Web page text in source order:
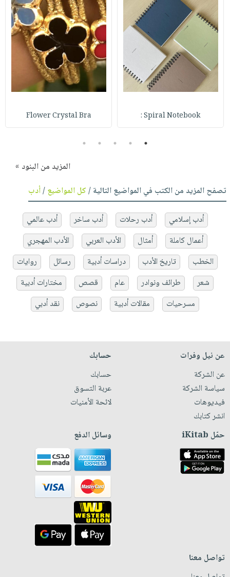
Spiral Notebook :
Flower Crystal Bra
1
2
3
4
5
المزيد من البنود »
تصفح المزيد من الكتب في المواضيع التالية /كل المواضيع/أدب
أدب إسلامي أدب رحلات أدب ساخر
أدب عالمي
أعمال كاملة
أمثال الأدب العربي
الأدب المهجري
الخطب
تاريخ الأدب دراسات أدبية رسائل
روايات
شعر
طرائف ونوادر عام قصص
مختارات أدبية
مسرحيات
مقالات أدبية نصوص نقد أدبي
عن نيل وفرات
عن الشركة
سياسة الشركة
فيديوهات
انشر كتابك
حسابك
حسابك
عربة التسوق
لائحة الأمنيات
حمّل iKitab وسائل الدفع
تواصل معنا